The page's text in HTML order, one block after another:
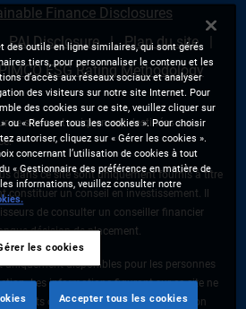
Finance Disclosures
PAI Disclosure
Plan du site
ESG Rating Methodology
ce site sont uniquement destinées aux
dans ce site sont uniquement fournis à titre
constituer un conseil en investissement. Il
de consulter un conseiller financier
décision de placement.
uniquement disponibles pour les personnes
Les informations figurant sur ce site ne
ou de services ni une sollicitation
des outils en ligne similaires, qui sont gérés
tiers, pour personnaliser le contenu et les
d’accès aux réseaux sociaux et analyser
des visiteurs sur notre site Internet. Pour
des cookies sur ce site, veuillez cliquer sur
ou « Refuser tous les cookies ». Pour choisir
autoriser, cliquez sur « Gérer les cookies ».
concernant l’utilisation de cookies à tout
« Gestionnaire des préférence en matière de
informations, veuillez consulter notre
les cookies
Accepter tous les cookies